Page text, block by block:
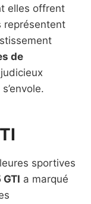
elles offrent
représentent
de
sportives
a marqué